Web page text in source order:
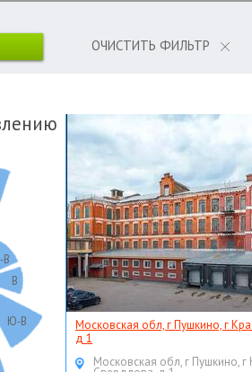
ОЧИСТИТЬ ФИЛЬТР
В
В
Ю-В
Московская обл, г Пушкино, г
д 1
Московская обл, г Пушкино, г